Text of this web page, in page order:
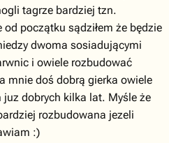
tagrze bardziej tzn.
od początku sądziłem że będzie
dwoma sosiadującymi
i owiele rozbudować
mnie doś dobrą gierka owiele
juz dobrych kilka lat. Myśle że
rozbudowana jezeli
:)